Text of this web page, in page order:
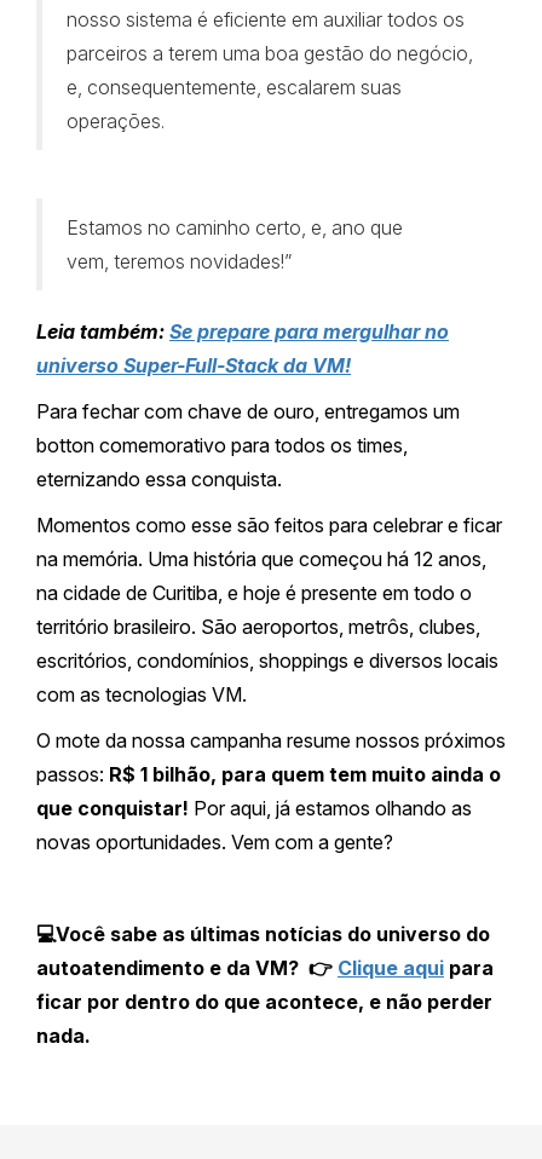
nosso sistema é eficiente em auxiliar todos os
parceiros a terem uma boa gestão do negócio,
e, consequentemente, escalarem suas
operações.
Estamos no caminho certo, e, ano que
vem, teremos novidades!”
Leia também: Se prepare para mergulhar no
universo Super-Full-Stack da VM!
Para fechar com chave de ouro, entregamos um
botton comemorativo para todos os times,
eternizando essa conquista.
Momentos como esse são feitos para celebrar e ficar
na memória. Uma história que começou há 12 anos,
na cidade de Curitiba, e hoje é presente em todo o
território brasileiro. São aeroportos, metrôs, clubes,
escritórios, condomínios, shoppings e diversos locais
com as tecnologias VM.
O mote da nossa campanha resume nossos próximos
passos: R$ 1 bilhão, para quem tem muito ainda o
que conquistar! Por aqui, já estamos olhando as
novas oportunidades. Vem com a gente?
💻Você sabe as últimas notícias do universo do
autoatendimento e da VM? 👉 Clique aqui para
ficar por dentro do que acontece, e não perder
nada.